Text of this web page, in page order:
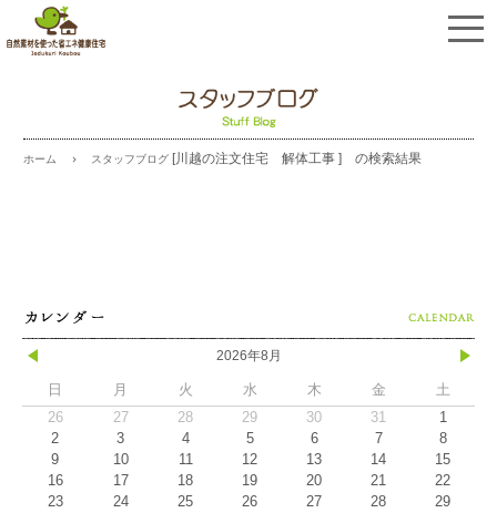
ホーム スタッフブログ [川越の注文住宅 解体工事] の検索結果
2026年8月
日 月 火 水 木 金
土
26
27 28 29 30 31
1
2
3 4 5 6 7
8
9
10 11 12 13 14
15
16
17 18 19 20 21
22
23
24 25 26 27 28
29